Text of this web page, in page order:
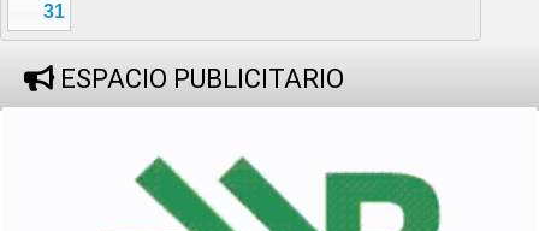
31
ESPACIO PUBLICITARIO